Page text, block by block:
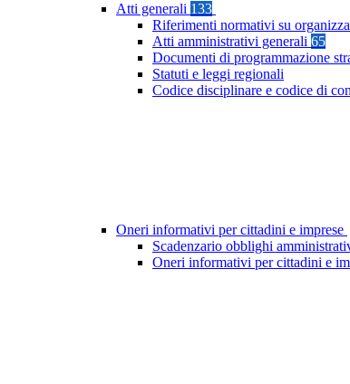
Atti generali 133
Riferimenti normativi su
Atti amministrativi generali 65
Documenti di programmazione
Statuti e leggi regionali
Codice disciplinare e codice di
Oneri informativi per cittadini e imprese
Scadenzario obblighi
Oneri informativi per cittadini e